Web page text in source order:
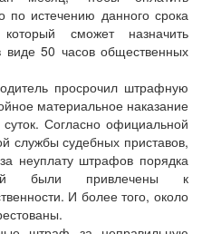
истечению данного срока
сможет назначить
50 часов общественных
просрочил штрафную
материальное наказание
Согласно официальной
службы судебных приставов,
неуплату штрафов порядка
были привлечены к
И более того, около